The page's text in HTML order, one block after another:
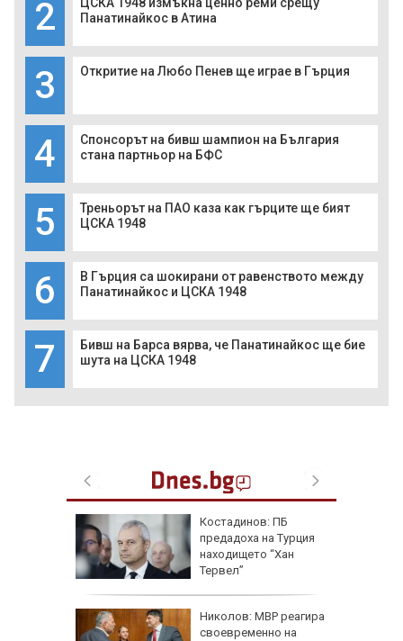
2
Панатинайкос в Атина
3 Откритие на Любо Пенев ще играе в Гърция
4
Спонсорът на бивш шампион на България
стана партньор на БФС
5
Треньорът на ПАО каза как гърците ще бият
ЦСКА 1948
6
В Гърция са шокирани от равенството между
Панатинайкос и ЦСКА 1948
7
Бивш на Барса вярва, че Панатинайкос ще бие
шута на ЦСКА 1948
Костадинов: ПБ
предадоха на Турция
находището “Хан
Тервел”
Николов: МВР реагира
своевременно на